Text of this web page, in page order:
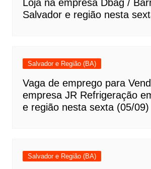
Loja na empresa Dbag /
Salvador e região nesta
Salvador e Região (BA)
Vaga de emprego para
empresa JR Refrigeração
e região nesta sexta (05/09)
Salvador e Região (BA)